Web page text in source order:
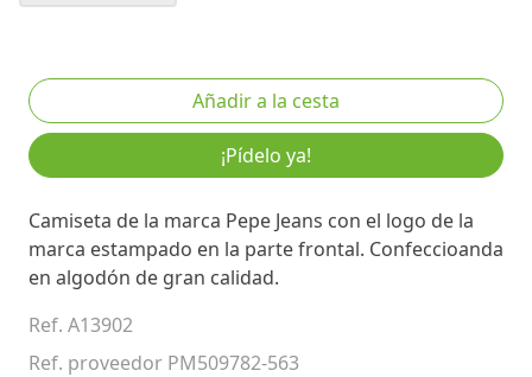
¡Pídelo ya!
Camiseta de la marca Pepe Jeans con el logo de la
marca estampado en la parte frontal. Confeccioanda
en algodón de gran calidad.
Ref. A13902
Ref. proveedor PM509782-563